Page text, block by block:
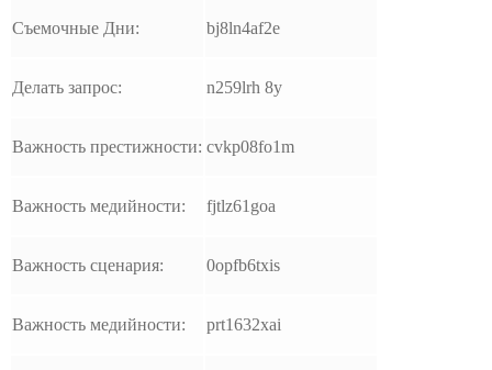
Съемочные Дни: bj8ln4af2e
Делать запрос: n259lrh 8y
Важность престижности: cvkp08fo1m
Важность медийности: fjtlz61goa
Важность сценария: 0opfb6txis
Важность медийности: prt1632xai